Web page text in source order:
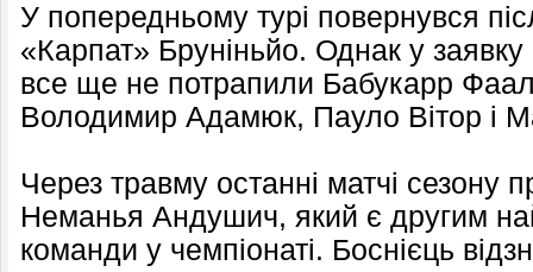
У попередньому турі повернувся
«Карпат» Бруніньйо. Однак у
все ще не потрапили Бабукарр
Володимир Адамюк, Пауло Вітор і
Через травму останні матчі сезону
Неманья Андушич, який є другим
команди у чемпіонаті. Боснієць